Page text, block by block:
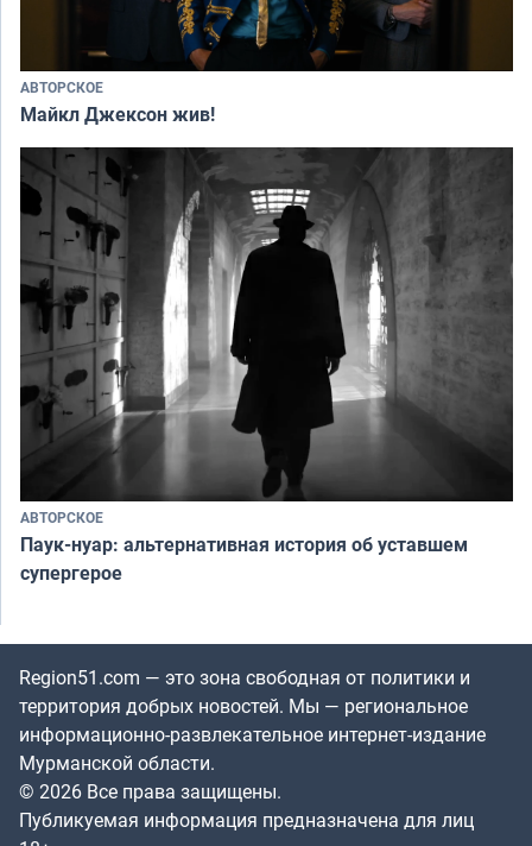
АВТОРСКОЕ
Майкл Джексон жив!
АВТОРСКОЕ
Паук-нуар: альтернативная история об уставшем
супергерое
Region51.com — это зона свободная от политики и
территория добрых новостей. Мы — региональное
информационно-развлекательное интернет-издание
Мурманской области.
© 2026 Все права защищены.
Публикуемая информация предназначена для лиц